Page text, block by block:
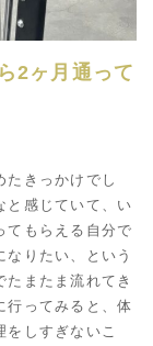
2ヶ月通って
たきっかけでし
と感じていて、い
てもらえる自分で
りたい、という
またま流れてき
行ってみると、体
しすぎないこ